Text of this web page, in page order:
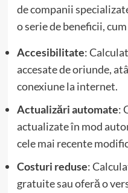
de companii
o serie de beneficii,
Accesibilitate:
accesate de oriunde,
conexiune la internet.
Actualizări automate:
actualizate în mod
cele mai recente
Costuri reduse:
gratuite sau oferă o